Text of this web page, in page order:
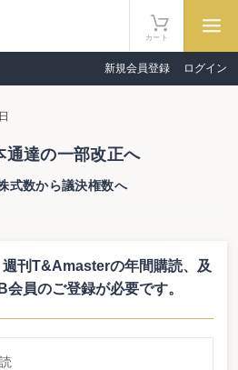
カート
新規会員登録 ログイン
通達の一部改正へ
式数から議決権数へ
及び商法改正に伴い、取引相場のない株式等
、併せてストックオプション及び不動産投資
る。
刊T&Amasterの年間購読、 及
員のご登録が必要です。